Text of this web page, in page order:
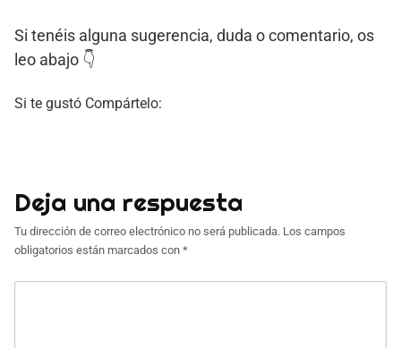
Si tenéis alguna sugerencia, duda o comentario, os
leo abajo 👇
Si te gustó Compártelo:
Deja una respuesta
Tu dirección de correo electrónico no será publicada. Los campos
obligatorios están marcados con *